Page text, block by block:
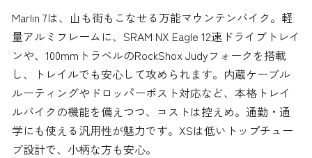
Marlin 7は、山も街もこなせる万能マウンテンバイク。軽
量アルミフレームに、SRAM NX Eagle 12速ドライブトレイ
ンや、100mmトラベルのRockShox Judyフォークを搭載
し、トレイルでも安心して攻められます。内蔵ケーブル
ルーティングやドロッパーポスト対応など、本格トレイ
ルバイクの機能を備えつつ、コストは控えめ。通勤・通
学にも使える汎用性が魅力です。XSは低いトップチュー
ブ設計で、小柄な方も安心。